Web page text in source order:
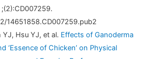
;(2):CD007259.
14651858.CD007259.pub2
YJ, Hsu YJ, et al. Effects of Ganoderma
‘Essence of Chicken’ on Physical